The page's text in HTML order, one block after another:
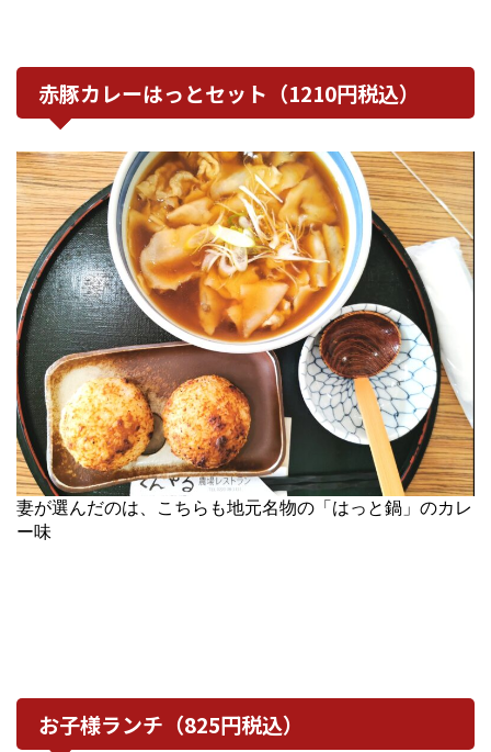
赤豚カレーはっとセット（1210円税込）
妻が選んだのは、こちらも地元名物の「はっと鍋」のカレ
ー味
お子様ランチ（825円税込）